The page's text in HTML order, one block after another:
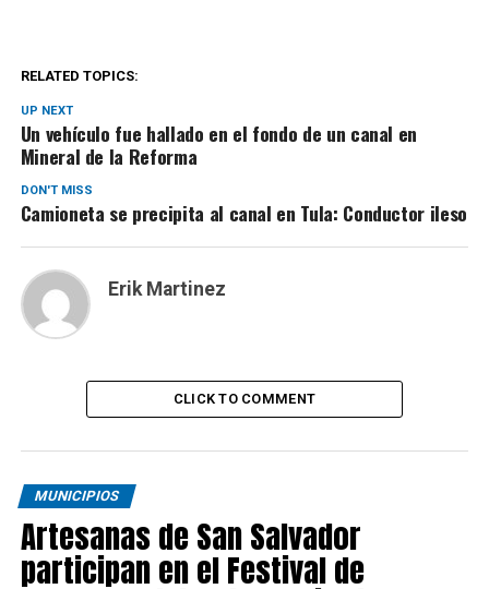
RELATED TOPICS:
UP NEXT
Un vehículo fue hallado en el fondo de un canal en
Mineral de la Reforma
DON'T MISS
Camioneta se precipita al canal en Tula: Conductor ileso
Erik Martinez
CLICK TO COMMENT
MUNICIPIOS
Artesanas de San Salvador
participan en el Festival de